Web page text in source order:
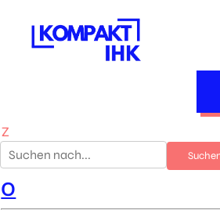
Coachingwissen A-Z
N O
Z
O